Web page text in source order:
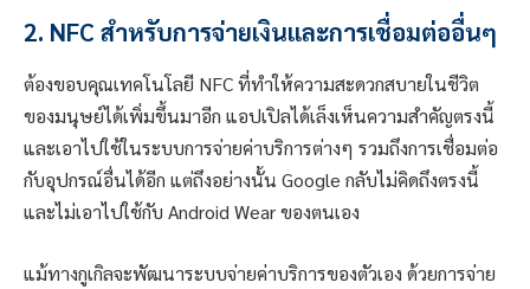
2. NFC สำหรับการจ่ายเงินและการเชื่อมต่ออื่นๆ
ต้องขอบคุณเทคโนโลยี NFC ที่ทำให้ความสะดวกสบายในชีวิต
ของมนุษย์ได้เพิ่มขึ้นมาอีก แอปเปิลได้เล็งเห็นความสำคัญตรงนี้
และเอาไปใช้ในระบบการจ่ายค่าบริการต่างๆ รวมถึงการเชื่อมต่อ
กับอุปกรณ์อื่นได้อีก แต่ถึงอย่างนั้น Google กลับไม่คิดถึงตรงนี้
และไม่เอาไปใช้กับ Android Wear ของตนเอง
แม้ทางกูเกิลจะพัฒนาระบบจ่ายค่าบริการของตัวเอง ด้วยการจ่าย